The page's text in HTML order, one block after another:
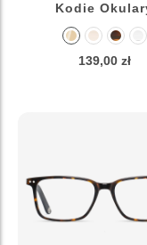
Kodie
139,00 zł